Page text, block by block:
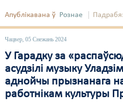
Апублікавана ў Рознае
Чацвер, 05 Снежань 2024
У Гарадку за
асудзілі музыку
аднойчы прызнанага
работнікам культуры
Распальваньне варожасьці
Свабода слова
Свабода сумленьня